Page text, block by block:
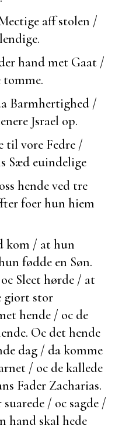
aff stolen /
hand met Gaat /
tomme.
Barmhertighed /
Jsrael op.
til vore Fedre /
Sæd euindelige
hende ved tre
foer hun hiem
kom / at hun
fødde en Søn.
Slect hørde / at
giort stor
hende / oc de
Oc det hende
dag / da komme
/ oc de kallede
Fader Zacharias.
/ oc sagde /
hand skal hede